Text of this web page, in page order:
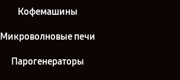
Кофемашины
Микроволновые печи
Парогенераторы